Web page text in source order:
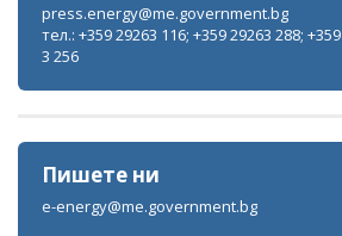
press.energy@me.government.bg
тел.: +359 29263 116; +359 29263 288;
3 256
Пишете ни
e-energy@me.government.bg